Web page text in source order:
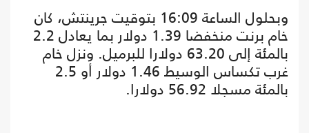
وبحلول الساعة 16:09 بتوقيت جرينتش، كان
خام برنت منخفضا 1.39 دولار بما يعادل 2.2
بالمئة إلى 63.20 دولارا للبرميل. ونزل خام
غرب تكساس الوسيط 1.46 دولار أو 2.5
بالمئة مسجلا 56.92 دولارا.